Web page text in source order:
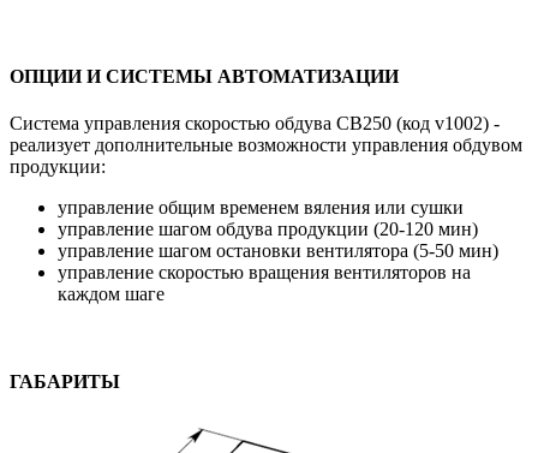
ОПЦИИ И СИСТЕМЫ АВТОМАТИЗАЦИИ
Система управления скоростью обдува СВ250 (код v1002) -
реализует дополнительные возможности управления обдувом
продукции:
управление общим временем вяления или сушки
управление шагом обдува продукции (20-120 мин)
управление шагом остановки вентилятора (5-50 мин)
управление скоростью вращения вентиляторов на
каждом шаге
ГАБАРИТЫ